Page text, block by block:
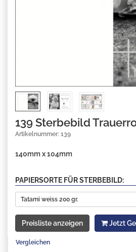
139 Sterbebild
Artikelnummer: 139
140mm x 104mm
PAPIERSORTE FÜR STERBEBILD:
Tatami weiss 200 gr.
Preisliste anzeigen Jetzt
Vergleichen